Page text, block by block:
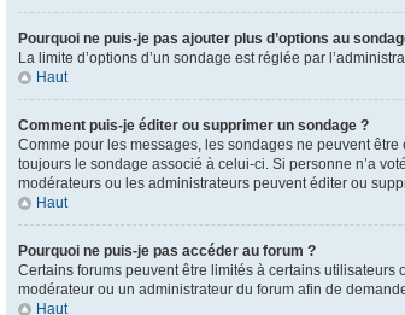
Pourquoi ne puis-je pas ajouter plus d’options au
La limite d’options d’un sondage est réglée par
Haut
Comment puis-je éditer ou supprimer un sondage ?
Comme pour les messages, les sondages ne peuvent
toujours le sondage associé à celui-ci. Si personne n’a
modérateurs ou les administrateurs peuvent éditer ou
Haut
Pourquoi ne puis-je pas accéder au forum ?
Certains forums peuvent être limités à certains
modérateur ou un administrateur du forum afin de
Haut